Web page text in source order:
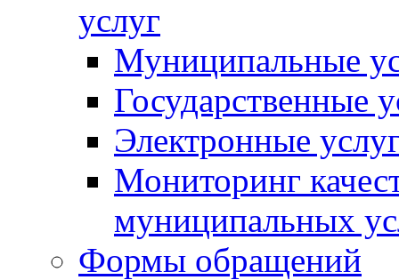
услуг
Муниципальные
Государственные
Электронные
Мониторинг
муниципальных
Формы обращений